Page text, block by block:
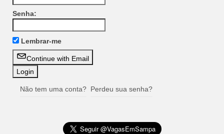
Senha:
Lembrar-me
Continue with Email
Não tem uma conta? Perdeu sua senha?